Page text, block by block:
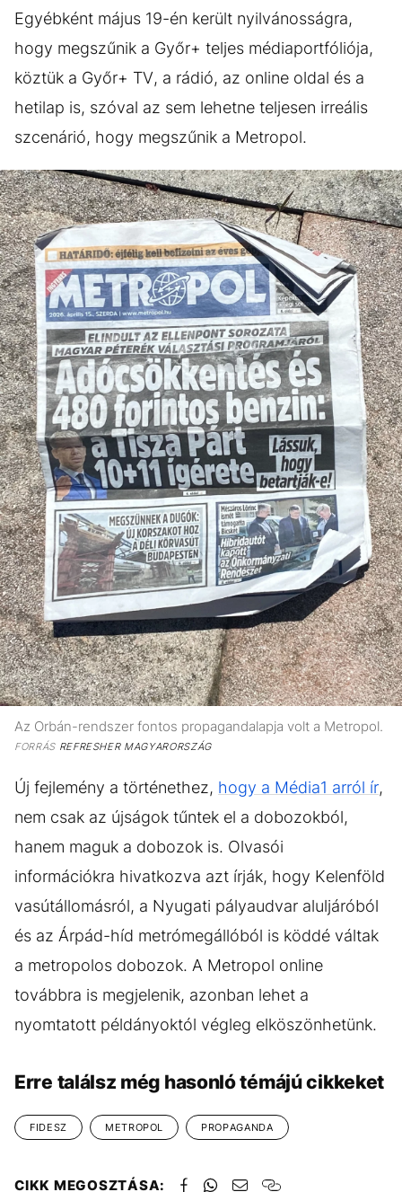
Egyébként május 19-én került nyilvánosságra,
hogy megszűnik a Győr+ teljes médiaportfóliója,
köztük a Győr+ TV, a rádió, az online oldal és a
hetilap is, szóval az sem lehetne teljesen irreális
szcenárió, hogy megszűnik a Metropol.
Az Orbán-rendszer fontos propagandalapja volt a Metropol.
FORRÁSREFRESHER MAGYARORSZÁG
Új fejlemény a történethez, hogy a Média1 arról ír,
nem csak az újságok tűntek el a dobozokból,
hanem maguk a dobozok is. Olvasói
információkra hivatkozva azt írják, hogy Kelenföld
vasútállomásról, a Nyugati pályaudvar aluljáróból
és az Árpád-híd metrómegállóból is köddé váltak
a metropolos dobozok. A Metropol online
továbbra is megjelenik, azonban lehet a
nyomtatott példányoktól végleg elköszönhetünk.
Erre találsz még hasonló témájú cikkeket
FIDESZ METROPOL PROPAGANDA
CIKK MEGOSZTÁSA: